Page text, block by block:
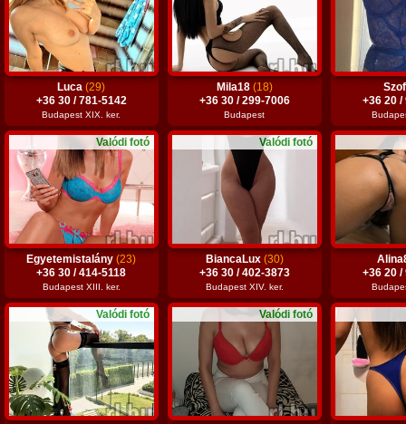
Luca(29)
+36 30 / 781-5142
Budapest XIX. ker.
Mila18 (18)
+36 30 / 299-7006
Budapest
+36 20 /
Valódi fotó
Egyetemistalány(23)
+36 30 / 414-5118
Budapest XIII. ker.
Valódi fotó
BiancaLux (30)
+36 30 / 402-3873
Budapest XIV. ker.
+36 20 /
Valódi fotó Valódi fotó